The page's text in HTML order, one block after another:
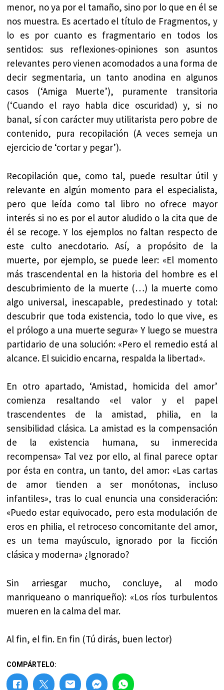
menor, no ya por el tamaño, sino por lo que en él se
nos muestra. Es acertado el título de Fragmentos, y
lo es por cuanto es fragmentario en todos los
sentidos: sus reflexiones-opiniones son asuntos
relevantes pero vienen acomodados a una forma de
decir segmentaria, un tanto anodina en algunos
casos (‘Amiga Muerte’), puramente transitoria
(‘Cuando el rayo habla dice oscuridad) y, si no
banal, sí con carácter muy utilitarista pero pobre de
contenido, pura recopilación (A veces semeja un
ejercicio de ‘cortar y pegar’).
Recopilación que, como tal, puede resultar útil y
relevante en algún momento para el especialista,
pero que leída como tal libro no ofrece mayor
interés si no es por el autor aludido o la cita que de
él se recoge. Y los ejemplos no faltan respecto de
este culto anecdotario. Así, a propósito de la
muerte, por ejemplo, se puede leer: «El momento
más trascendental en la historia del hombre es el
descubrimiento de la muerte (…) la muerte como
algo universal, inescapable, predestinado y total:
descubrir que toda existencia, todo lo que vive, es
el prólogo a una muerte segura» Y luego se muestra
partidario de una solución: «Pero el remedio está al
alcance. El suicidio encarna, respalda la libertad».
En otro apartado, ‘Amistad, homicida del amor’
comienza resaltando «el valor y el papel
trascendentes de la amistad, philia, en la
sensibilidad clásica. La amistad es la compensación
de la existencia humana, su inmerecida
recompensa» Tal vez por ello, al final parece optar
por ésta en contra, un tanto, del amor: «Las cartas
de amor tienden a ser monótonas, incluso
infantiles», tras lo cual enuncia una consideración:
«Puedo estar equivocado, pero esta modulación de
eros en philia, el retroceso concomitante del amor,
es un tema mayúsculo, ignorado por la ficción
clásica y moderna» ¿Ignorado?
Sin arriesgar mucho, concluye, al modo
manriqueano o manriqueño): «Los ríos turbulentos
mueren en la calma del mar.
Al fin, el fin. En fin (Tú dirás, buen lector)
COMPÁRTELO: